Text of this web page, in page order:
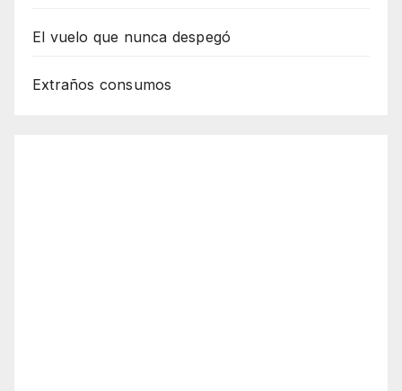
El vuelo que nunca despegó
Extraños consumos